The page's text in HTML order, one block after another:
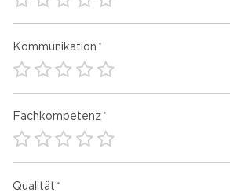
Kommunikation
Fachkompetenz
Qualität